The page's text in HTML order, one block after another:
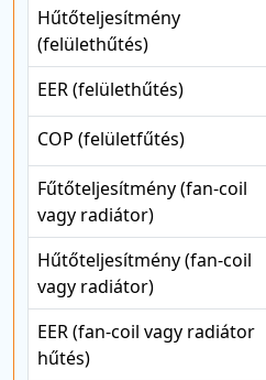
Hűtőteljesítmény
(felülethűtés)
EER (felülethűtés)
COP (felületfűtés)
Fűtőteljesítmény (fan-coil
vagy radiátor)
Hűtőteljesítmény (fan-coil
vagy radiátor)
EER (fan-coil vagy radiátor
hűtés)